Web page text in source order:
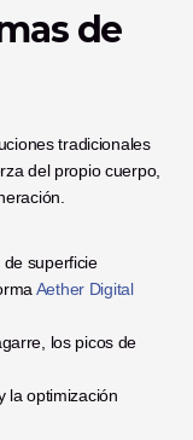
de
tradicionales
del propio cuerpo,
superficie
Aether Digital
los picos de
la optimización